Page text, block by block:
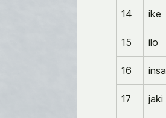
14 ike
15 ilo
16 insa
17 jaki